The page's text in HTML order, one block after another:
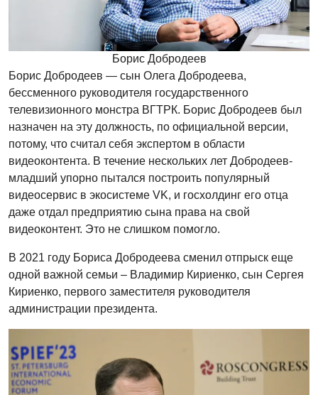
Борис Добродеев
Борис Добродеев — сын Олега Добродеева,
бессменного руководителя государственного
телевизионного монстра ВГТРК. Борис Добродеев был
назначен на эту должность, по официальной версии,
потому, что считал себя экспертом в области
видеоконтента. В течение нескольких лет Добродеев-
младший упорно пытался построить популярный
видеосервис в экосистеме VK, и госхолдинг его отца
даже отдал предприятию сына права на свой
видеоконтент. Это не слишком помогло.
В 2021 году Бориса Добродеева сменил отпрыск еще
одной важной семьи – Владимир Кириенко, сын Сергея
Кириенко, первого заместителя руководителя
администрации президента.